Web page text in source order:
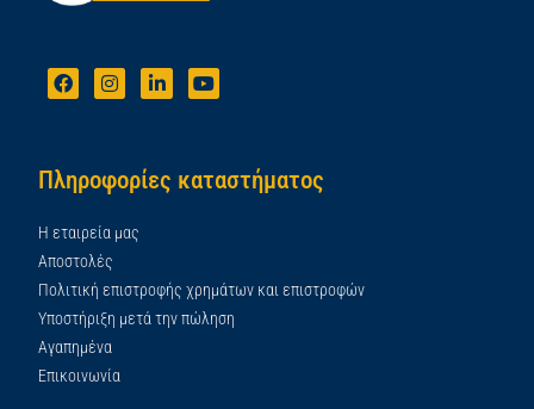
Πληροφορίες καταστήματος
Η εταιρεία μας
Αποστολές
Πολιτική επιστροφής χρημάτων και επιστροφών
Υποστήριξη μετά την πώληση
Αγαπημένα
Επικοινωνία